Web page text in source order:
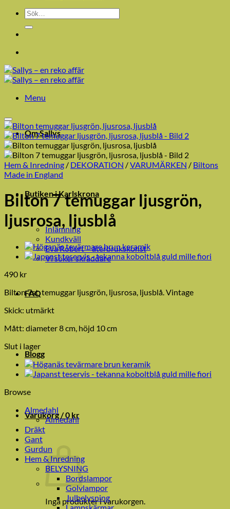
Sök
efter:
Menu
Om Sallys
Butiken i Karlskrona
Inlämning
Kundkväll
Eva Robèrt – återbrukskonst
Vi söker skräddare
FAQ
Blogg
Varukorg /0 kr
Inga produkter i varukorgen.
Hem & Inredning / DEKORATION /VARUMÄRKEN / Biltons
Made in England
Bilton 7 temuggar ljusgrön,
ljusrosa, ljusblå
490 kr
Bilton 7st temuggar ljusgrön, ljusrosa, ljusblå. Vintage
Skick: utmärkt
Mått: diameter 8 cm, höjd 10 cm
Slut i lager
Browse
Almedahl
Almedahl
Dräkt
Gant
Gurdun
Hem & Inredning
BELYSNING
Bordslampor
Golvlampor
Julbelysning